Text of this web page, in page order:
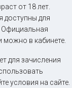
от 18 лет.
доступны для
Официальная
можно в кабинете.
для зачисления
условия на сайте.